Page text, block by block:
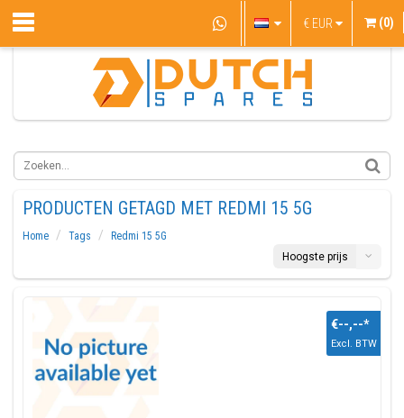
€ EUR (0)
PRODUCTEN GETAGD MET REDMI 15 5G
Home Tags
Redmi 15 5G
Hoogste prijs
€--,--*
Excl. BTW